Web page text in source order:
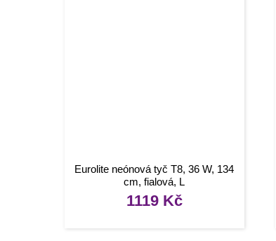
Eurolite neónová tyč T8, 36 W, 134
cm, fialová, L
1119 Kč